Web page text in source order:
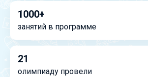
1000+
занятий в программе
21
олимпиаду провели